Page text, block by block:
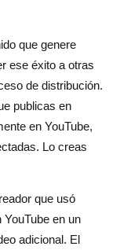
que genere
ese éxito a otras
de distribución.
publicas en
en YouTube,
Lo creas
que usó
en un
adicional. El